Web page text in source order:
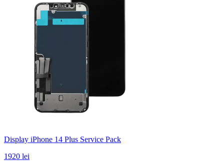
Display iPhone 14 Plus Service Pack
1920 lei